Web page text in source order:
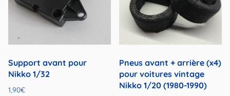
Support avant pour
Nikko 1/32
1,90€
Pneus avant + arrière (x4)
pour voitures vintage
Nikko 1/20 (1980-1990)